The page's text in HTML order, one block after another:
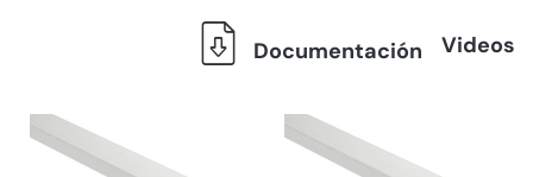
Documentación Videos